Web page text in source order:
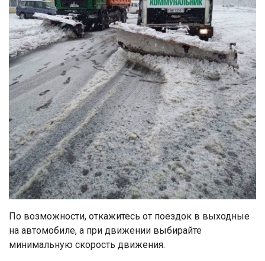
По возможности, откажитесь от поездок в выходные
на автомобиле, а при движении выбирайте
минимальную скорость движения.